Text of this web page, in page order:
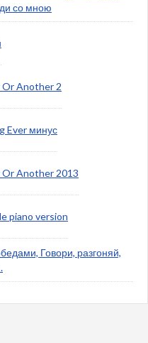
со мною
Or Another 2
Ever минус
Another 2013
piano version
Говори, разгоняй,